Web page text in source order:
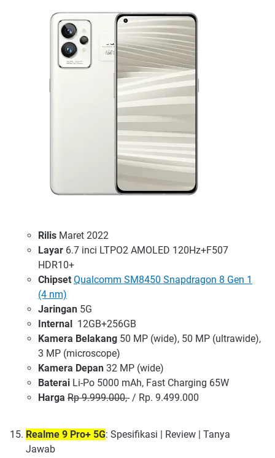
Rilis Maret 2022
Layar 6.7 inci LTPO2 AMOLED 120Hz+F507
HDR10+
Chipset Qualcomm SM8450 Snapdragon 8 Gen 1
(4 nm)
Jaringan 5G
Internal
12GB+256GB
Kamera Belakang 50 MP (wide), 50 MP (ultrawide),
3 MP (microscope)
Kamera Depan 32 MP (wide)
Baterai Li-Po 5000 mAh, Fast Charging 65W
Harga Rp 9.999.000,- / Rp. 9.499.000
Realme 9 Pro+ 5G: Spesifikasi | Review | Tanya
Jawab